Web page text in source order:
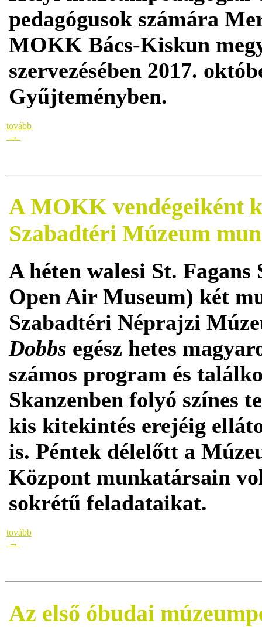
pedagógusok számára
MOKK Bács-Kiskun
szervezésében 2017.
Gyűjteményben.
tovább
→
A MOKK vendégeiként
Szabadtéri Múzeum
A héten walesi St.
Open Air Museum) két
Szabadtéri Néprajzi
Dobbs egész hetes
számos program és
Skanzenben folyó színes
kis kitekintés erejéig
is. Péntek délelőtt a
Központ munkatársain
sokrétű feladataikat.
tovább
→
Az első óbudai